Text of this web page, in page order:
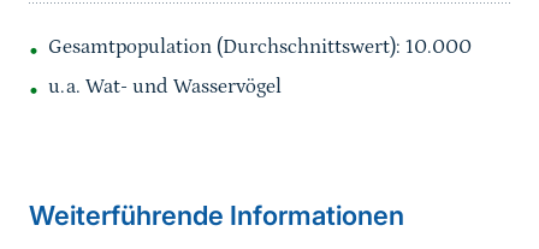
Gesamtpopulation (Durchschnittswert): 10.000
u.a. Wat- und Wasservögel
Weiterführende Informationen